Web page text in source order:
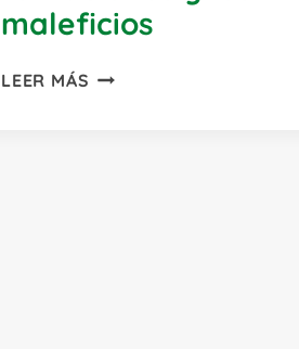
maleficios
LEER MÁS SAN